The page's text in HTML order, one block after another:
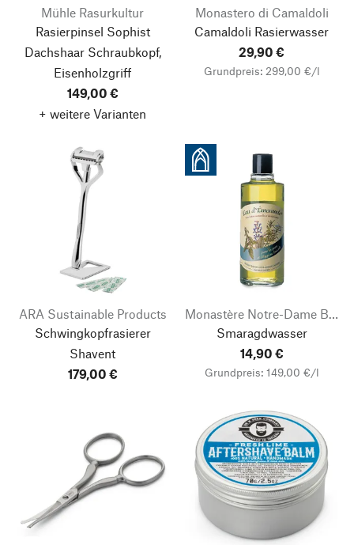
Mühle Rasurkultur
Rasierpinsel Sophist
Dachshaar Schraubkopf,
Eisenholzgriff
149,00 €
+ weitere Varianten
Monastero di Camaldoli
Camaldoli Rasierwasser
29,90 €
Grundpreis: 299,00 €/l
ARA Sustainable Products
Schwingkopfrasierer
Shavent
179,00 €
Monastère Notre-Dame Bouzy-la-Forêt
Smaragdwasser
14,90 €
Grundpreis: 149,00 €/l